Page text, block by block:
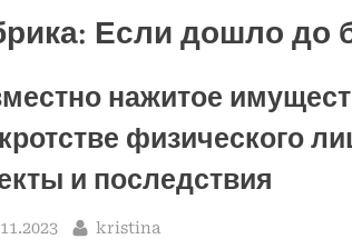
Если дошло до
нажитое
физического
и последствия
By
kristina